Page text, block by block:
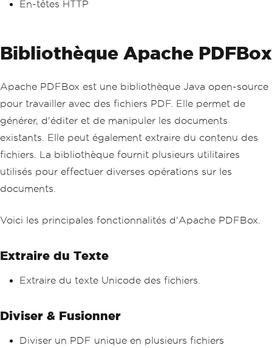
En-têtes HTTP
Bibliothèque Apache PDFBox
Apache PDFBox est une bibliothèque Java open-source
pour travailler avec des fichiers PDF. Elle permet de
générer, d'éditer et de manipuler les documents
existants. Elle peut également extraire du contenu des
fichiers. La bibliothèque fournit plusieurs utilitaires
utilisés pour effectuer diverses opérations sur les
documents.
Voici les principales fonctionnalités d'Apache PDFBox.
Extraire du Texte
Extraire du texte Unicode des fichiers.
Diviser & Fusionner
Diviser un PDF unique en plusieurs fichiers